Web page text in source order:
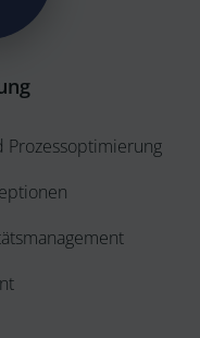
Prozessoptimierung